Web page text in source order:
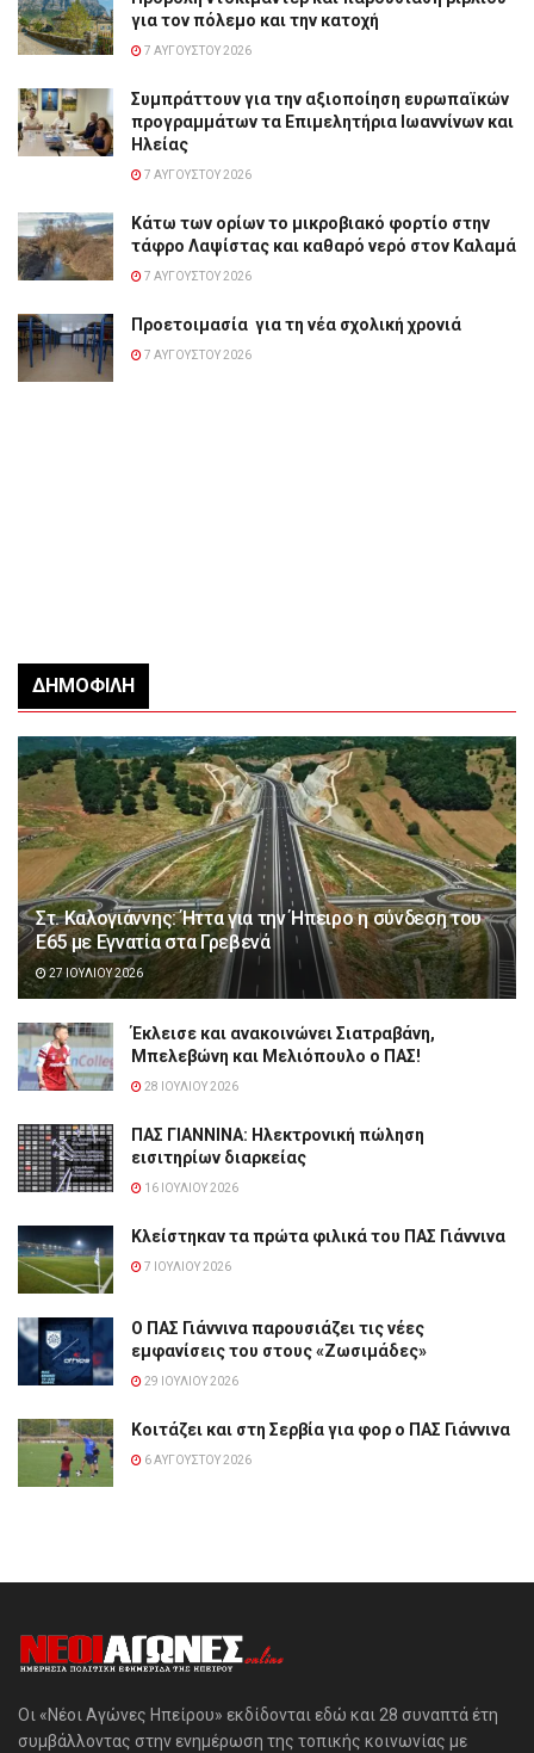
για τον πόλεμο και την κατοχή
7 ΑΥΓΟΎΣΤΟΥ 2026
Συμπράττουν για την αξιοποίηση ευρωπαϊκών
προγραμμάτων τα Επιμελητήρια Ιωαννίνων και
Ηλείας
7 ΑΥΓΟΎΣΤΟΥ 2026
Κάτω των ορίων το μικροβιακό φορτίο στην
τάφρο Λαψίστας και καθαρό νερό στον Καλαμά
7 ΑΥΓΟΎΣΤΟΥ 2026
Προετοιμασία για τη νέα σχολική χρονιά
7 ΑΥΓΟΎΣΤΟΥ 2026
ΔΗΜΟΦΙΛΉ
Στ. Καλογιάννης: Ήττα για την Ήπειρο η σύνδεση του
Ε65 με Εγνατία στα Γρεβενά
27 ΙΟΥΛΊΟΥ 2026
Έκλεισε και ανακοινώνει Σιατραβάνη,
Μπελεβώνη και Μελιόπουλο ο ΠΑΣ!
28 ΙΟΥΛΊΟΥ 2026
ΠΑΣ ΓΙΑΝΝΙΝΑ: Hλεκτρονική πώληση
εισιτηρίων διαρκείας
16 ΙΟΥΛΊΟΥ 2026
Κλείστηκαν τα πρώτα φιλικά του ΠΑΣ Γιάννινα
7 ΙΟΥΛΊΟΥ 2026
Ο ΠΑΣ Γιάννινα παρουσιάζει τις νέες
εμφανίσεις του στους «Ζωσιμάδες»
29 ΙΟΥΛΊΟΥ 2026
Κοιτάζει και στη Σερβία για φορ ο ΠΑΣ Γιάννινα
6 ΑΥΓΟΎΣΤΟΥ 2026
Οι «Νέοι Αγώνες Ηπείρου» εκδίδονται εδώ και 28 συναπτά έτη
συμβάλλοντας στην ενημέρωση της τοπικής κοινωνίας με